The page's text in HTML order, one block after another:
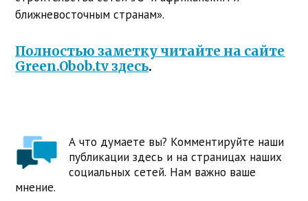
ближневосточным странам».
Полностью заметку читайте на сайте
Green.Obob.tv здесь.
А что думаете вы? Комментируйте наши
публикации здесь и на страницах наших
социальных сетей. Нам важно ваше
мнение.